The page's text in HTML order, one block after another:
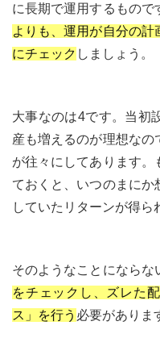
に長期で運用するもので
よりも、運用が自分の
にチェック しましょう。
大事なのは4です。当初
産も増えるのが理想なの
が往々にしてあります。
ておくと、いつのまに
していたリターンが得ら
そのようなことにならな
をチェックし、ズレた
ス」を行う 必要がありま